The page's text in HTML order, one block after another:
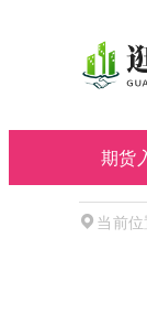
期货
当前位